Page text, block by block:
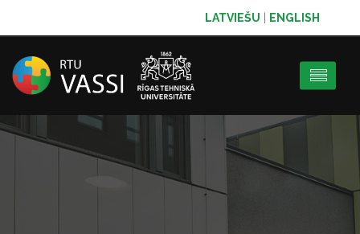
LATVIEŠU ENGLISH